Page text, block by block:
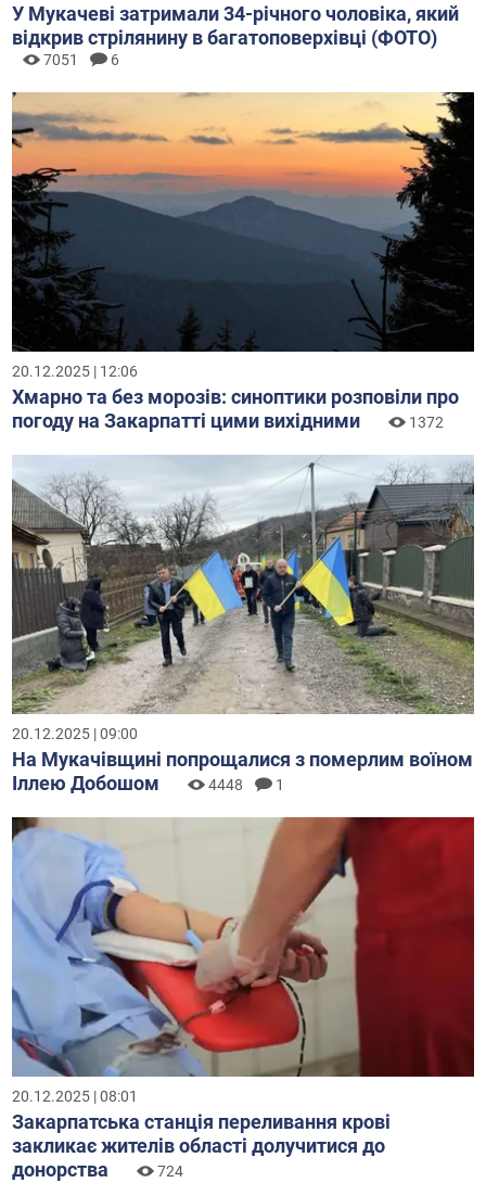
У Мукачеві затримали 34-річного чоловіка, який
відкрив стрілянину в багатоповерхівці (ФОТО)
7051 6
20.12.2025 | 12:06
Хмарно та без морозів: синоптики розповіли про
погоду на Закарпатті цими вихідними
1372
20.12.2025 | 09:00
На Мукачівщині попрощалися з померлим воїном
Іллею Добошом
4448 1
20.12.2025 | 08:01
Закарпатська станція переливання крові
закликає жителів області долучитися до
донорства
724